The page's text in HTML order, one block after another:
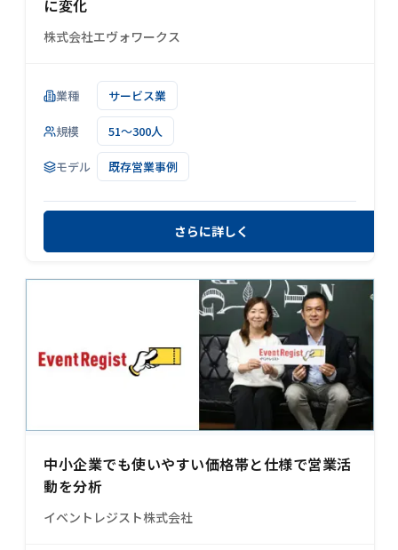
に変化
株式会社エヴォワークス
業種 サービス業
規模 51～300人
モデル 既存営業事例
さらに詳しく
中小企業でも使いやすい価格帯と仕様で営業活
動を分析
イベントレジスト株式会社